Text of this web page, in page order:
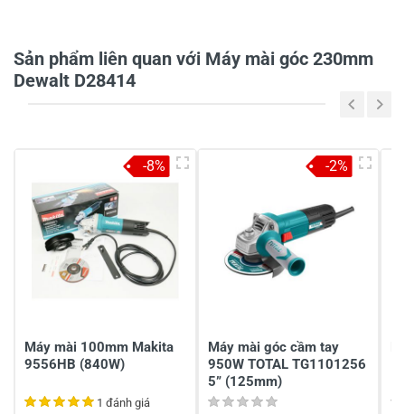
Tiêu đề của nhận xét
Viết nhận xét của bạn vào bên dưới
Gửi nhận xét
Sản phẩm liên quan với Máy mài góc 230mm
Dewalt D28414
Máy mài 100mm Makita
9556HB (840W)
1 đánh giá
-8%
Máy mài góc cầm tay
950W TOTAL TG1101256
5” (125mm)
-2%